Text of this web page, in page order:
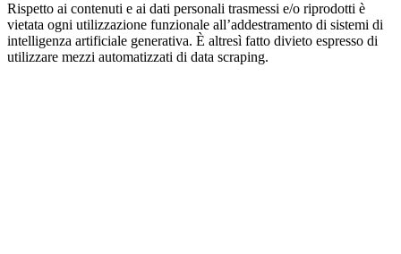
Rispetto ai contenuti e ai dati personali trasmessi e/o riprodotti è
vietata ogni utilizzazione funzionale all’addestramento di sistemi di
intelligenza artificiale generativa. È altresì fatto divieto espresso di
utilizzare mezzi automatizzati di data scraping.